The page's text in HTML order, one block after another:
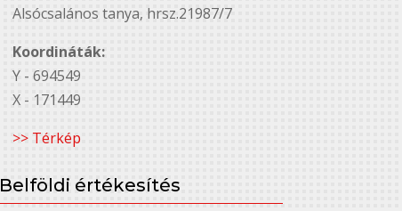
Alsó￳csalános tanya, hrsz.21987/7
Koordináták:
Y - 694549
X - 171449
>> Térkép
Belföldi értékesítés